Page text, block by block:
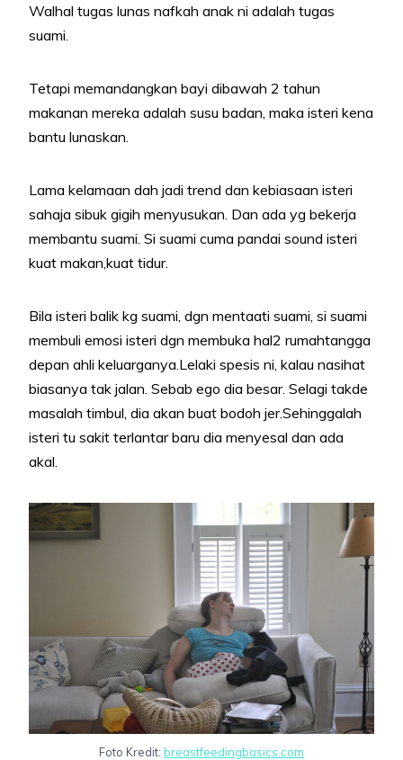
Walhal tugas lunas nafkah anak ni adalah tugas
suami.
Tetapi memandangkan bayi dibawah 2 tahun
makanan mereka adalah susu badan, maka isteri kena
bantu lunaskan.
Lama kelamaan dah jadi trend dan kebiasaan isteri
sahaja sibuk gigih menyusukan. Dan ada yg bekerja
membantu suami. Si suami cuma pandai sound isteri
kuat makan,kuat tidur.
Bila isteri balik kg suami, dgn mentaati suami, si suami
membuli emosi isteri dgn membuka hal2 rumahtangga
depan ahli keluarganya.Lelaki spesis ni, kalau nasihat
biasanya tak jalan. Sebab ego dia besar. Selagi takde
masalah timbul, dia akan buat bodoh jer.Sehinggalah
isteri tu sakit terlantar baru dia menyesal dan ada
akal.
Foto Kredit: breastfeedingbasics.com